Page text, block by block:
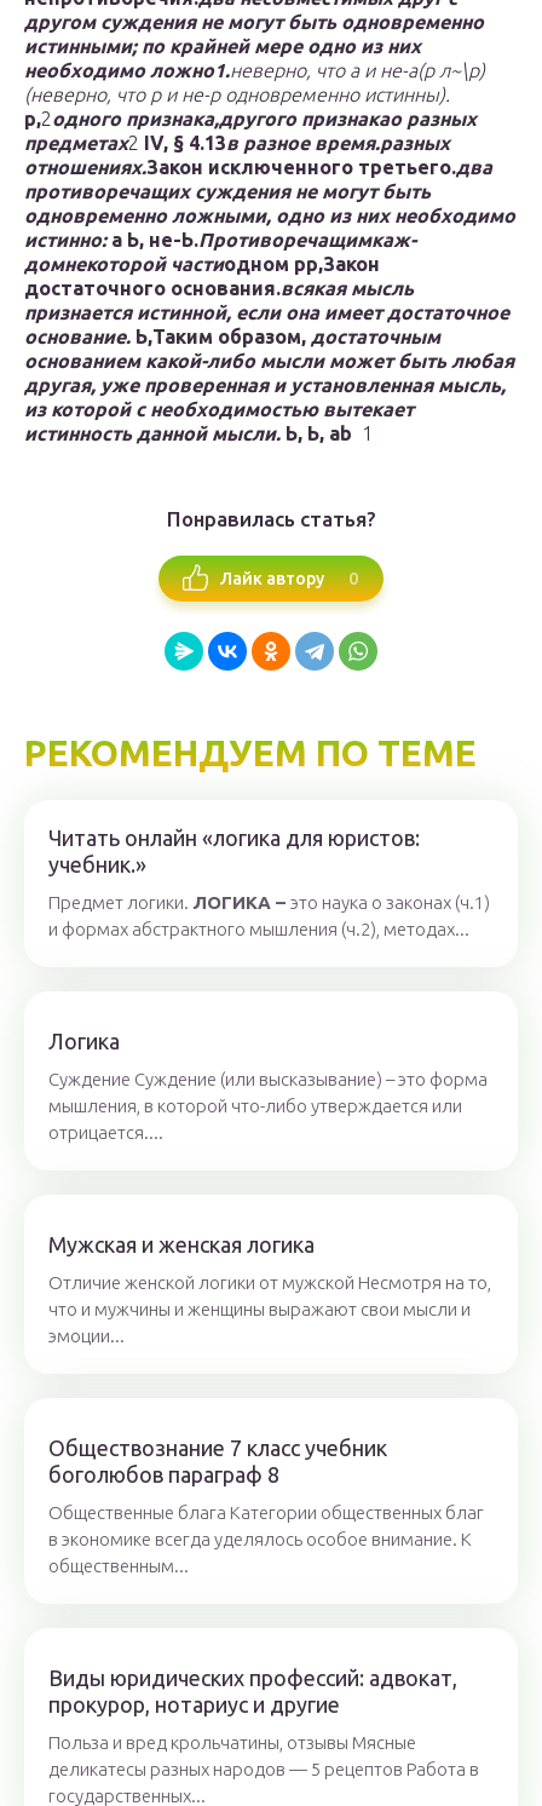
другом суждения не могут быть одновременно
истинными; по крайней мере одно из них
необходимо ложно1.неверно, что а и не-а(р л~\р)
(неверно, что р и не-р одновременно истинны).
р,2одного при­знака,другого признакао разных
предметах2 IV, § 4.13в разное время.разных
отношениях.Закон исключенного третьего.два
противоречащих суждения не могут быть
одновременно ложными, одно из них необходимо
истинно:а Ь, не-Ь.Противоречащимкаж­
домнекоторой частиодном рp,Закон
достаточного основания.всякая мысль
признается истин­ной, если она имеет достаточное
основание. Ь,Таким образом, достаточным
основанием какой-либо мысли может быть любая
другая, уже проверенная и установленная мысль,
из которой с необходимостью вытекает
истинность дан­ной мысли. Ь, Ь, ab 1
Понравилась статья?
Лайк автору 0
РЕКОМЕНДУЕМ ПО ТЕМЕ
Читать онлайн «логика для юристов:
учебник.»
Предмет логики. ЛОГИКА – это наука о законах (ч.1)
и формах абстрактного мышления (ч.2), методах...
Логика
Суждение Суждение (или высказывание) – это форма
мышления, в которой что-либо утверждается или
отрицается....
Мужская и женская логика
Отличие женской логики от мужской Несмотря на то,
что и мужчины и женщины выражают свои мысли и
эмоции...
Обществознание 7 класс учебник
боголюбов параграф 8
Общественные блага Категории общественных благ
в экономике всегда уделялось особое внимание. К
общественным...
Виды юридических профессий: адвокат,
прокурор, нотариус и другие
Польза и вред крольчатины, отзывы Мясные
деликатесы разных народов — 5 рецептов Работа в
государственных...